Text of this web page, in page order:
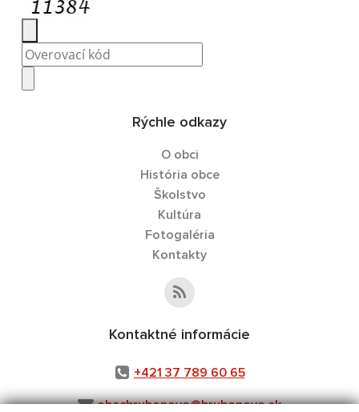
Rýchle odkazy
O obci
História obce
Školstvo
Kultúra
Fotogaléria
Kontakty
Kontaktné informácie
+421 37 789 60 65
obechrubonovo@hrubonovo.sk